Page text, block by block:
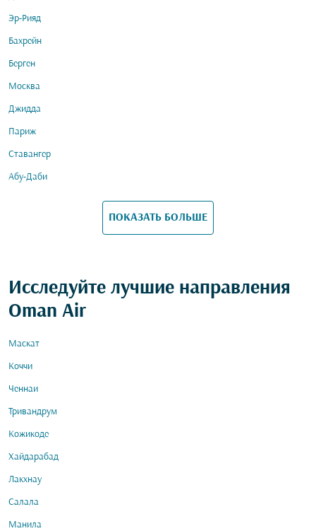
Эр-Рияд
Бахрейн
Берген
Москва
Джидда
Париж
Ставангер
Абу-Даби
ПОКАЗАТЬ БОЛЬШЕ
Исследуйте лучшие направления
Oman Air
Маскат
Коччи
Ченнаи
Тривандрум
Кожикоде
Хайдарабад
Лакхнау
Салала
Манила